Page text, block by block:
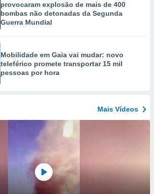
provocaram explosão de mais de 400
bombas não detonadas da Segunda
Guerra Mundial
Mobilidade em Gaia vai mudar: novo
teleférico promete transportar 15 mil
pessoas por hora
Mais Vídeos